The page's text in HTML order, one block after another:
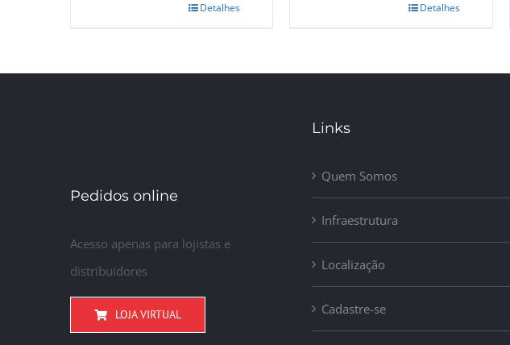
Detalhes Detalhes
Pedidos online
Acesso apenas para lojistas e
distribuidores
LOJA VIRTUAL
Links
Quem Somos
Infraestrutura
Localização
Cadastre-se